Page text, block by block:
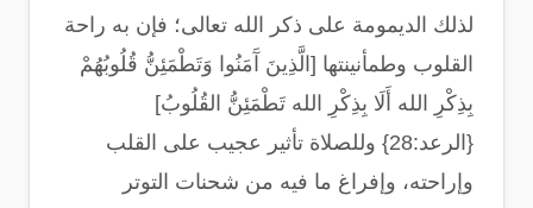
لذلك الديمومة على ذكر الله تعالى؛ فإن به راحة
القلوب وطمأنينتها [الَّذِينَ آَمَنُوا وَتَطْمَئِنُّ قُلُوبُهُمْ
بِذِكْرِ الله أَلَا بِذِكْرِ الله تَطْمَئِنُّ القُلُوبُ]
{الرعد:28} وللصلاة تأثير عجيب على القلب
وإراحته، وإفراغ ما فيه من شحنات التوتر